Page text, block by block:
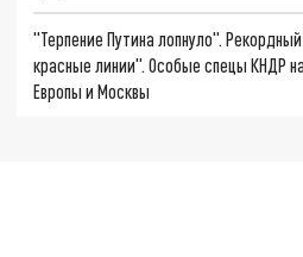
"Терпение Путина лопнуло".
красные линии". Особые спецы КНДР
Европы и Москвы